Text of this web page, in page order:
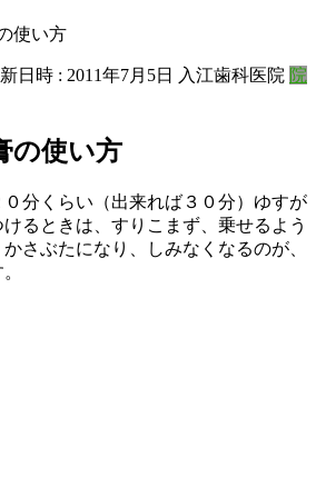
使い方
日時 : 2011年7月5日 入江歯科医院 院
の使い方
分くらい（出来れば３０分）ゆすが
るときは、すりこまず、乗せるよう
さぶたになり、しみなくなるのが、